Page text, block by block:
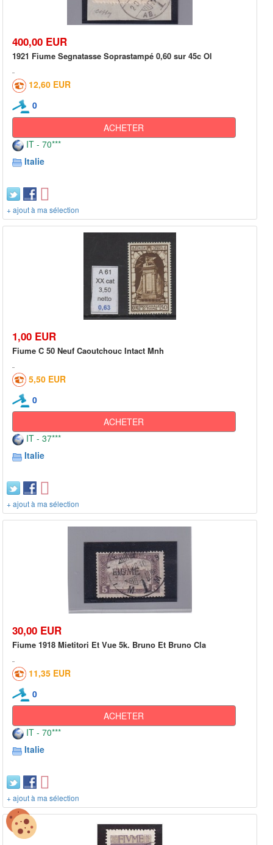
400,00 EUR
1921 Fiume Segnatasse Soprastampé 0,60 sur 45c Ol
12,60 EUR
0
ACHETER
IT - 70***
Italie
+ ajout à ma sélection
1,00 EUR
Fiume C 50 Neuf Caoutchouc Intact Mnh
5,50 EUR
0
ACHETER
IT - 37***
Italie
+ ajout à ma sélection
30,00 EUR
Fiume 1918 Mietitori Et Vue 5k. Bruno Et Bruno Cla
11,35 EUR
0
ACHETER
IT - 70***
Italie
+ ajout à ma sélection